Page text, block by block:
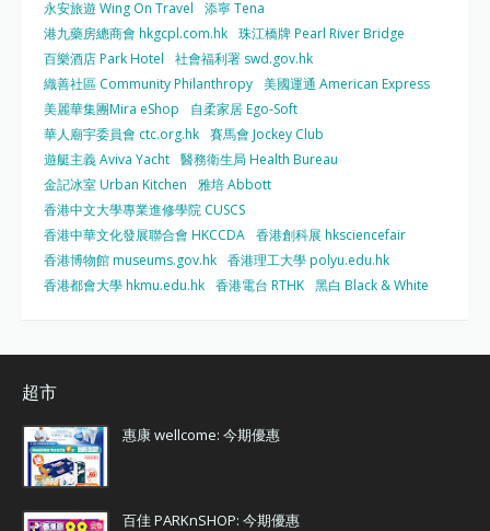
永安旅遊 Wing On Travel
添寧 Tena
港九藥房總商會 hkgcpl.com.hk 珠江橋牌 Pearl River Bridge
百樂酒店 Park Hotel
社會福利署 swd.gov.hk
織善社區 Community Philanthropy 美國運通 American Express
美麗華集團Mira eShop
自柔家居 Ego-Soft
華人廟宇委員會 ctc.org.hk 賽馬會 Jockey Club
遊艇主義 Aviva Yacht 醫務衛生局 Health Bureau
金記冰室 Urban Kitchen
雅培 Abbott
香港中文大學專業進修學院 CUSCS
香港中華文化發展聯合會 HKCCDA 香港創科展 hksciencefair
香港博物館 museums.gov.hk 香港理工大學 polyu.edu.hk
香港都會大學 hkmu.edu.hk 香港電台 RTHK 黑白 Black & White
超市
惠康 wellcome: 今期優惠
百佳 PARKnSHOP: 今期優惠